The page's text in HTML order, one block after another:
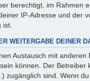
berechtigt, im Rahmen
IP-Adresse und der
ist.
WEITERGABE DEINER
Austausch mit
können. Der
zugänglich sind. Wenn